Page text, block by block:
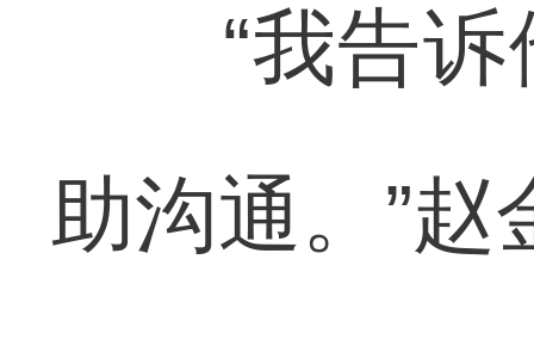
“我告诉
助沟通。”赵